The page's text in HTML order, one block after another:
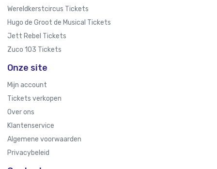
Wereldkerstcircus Tickets
Hugo de Groot de Musical Tickets
Jett Rebel Tickets
Zuco 103 Tickets
Onze site
Mijn account
Tickets verkopen
Over ons
Klantenservice
Algemene voorwaarden
Privacybeleid